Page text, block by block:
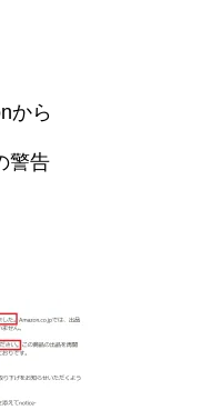
から
警告